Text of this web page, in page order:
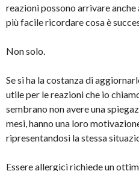
reazioni possono arrivare
più facile ricordare cosa è
Non solo.
Se si ha la costanza di
utile per le reazioni che io
sembrano non avere una
mesi, hanno una loro
ripresentandosi la stessa
Essere allergici richiede un